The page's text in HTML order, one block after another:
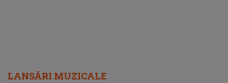
LANSĂRI MUZICALE